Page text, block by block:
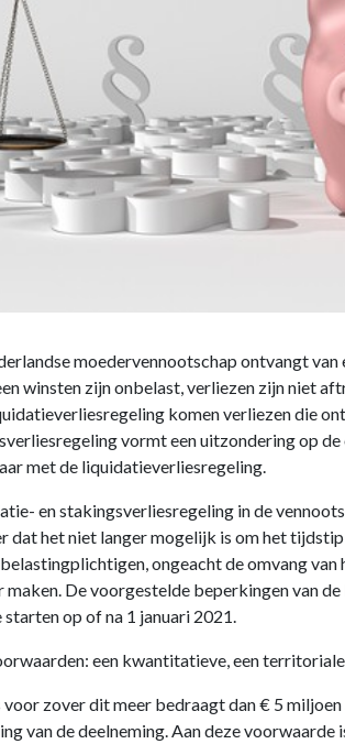
moedervennootschap ontvangt
winsten zijn onbelast, verliezen zijn niet
komen verliezen die
vormt een uitzondering op
met de liquidatieverliesregeling.
en stakingsverliesregeling in de
dat het niet langer mogelijk is om het
ongeacht de omvang
De voorgestelde beperkingen van
op of na 1 januari 2021.
een kwantitatieve, een
zover dit meer bedraagt dan € 5
van de deelneming. Aan deze voorwaarde